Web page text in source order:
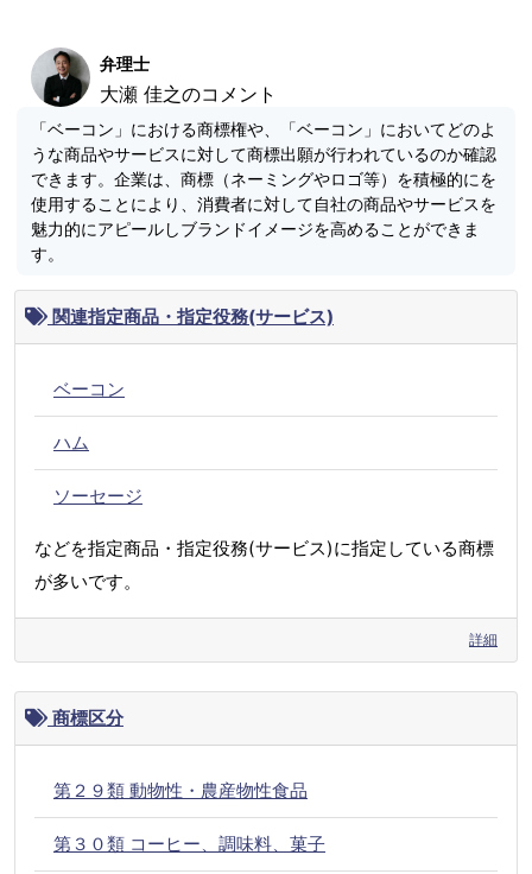
弁理士
大瀬 佳之のコメント
「ベーコン」における商標権や、「ベーコン」においてどのよ
うな商品やサービスに対して商標出願が行われているのか確認
できます。企業は、商標（ネーミングやロゴ等）を積極的にを
使用することにより、消費者に対して自社の商品やサービスを
魅力的にアピールしブランドイメージを高めることができま
す。
関連指定商品・指定役務(サービス)
ベーコン
ハム
ソーセージ
などを指定商品・指定役務(サービス)に指定している商標
が多いです。
詳細
商標区分
第２９類 動物性・農産物性食品
第３０類 コーヒー、調味料、菓子